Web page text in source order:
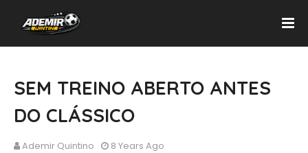
SEM TREINO ABERTO ANTES
DO CLÁSSICO
Ademir Quintino 8 Years Ago